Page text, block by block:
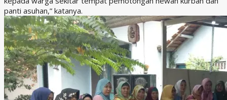
panti asuhan,” katanya.